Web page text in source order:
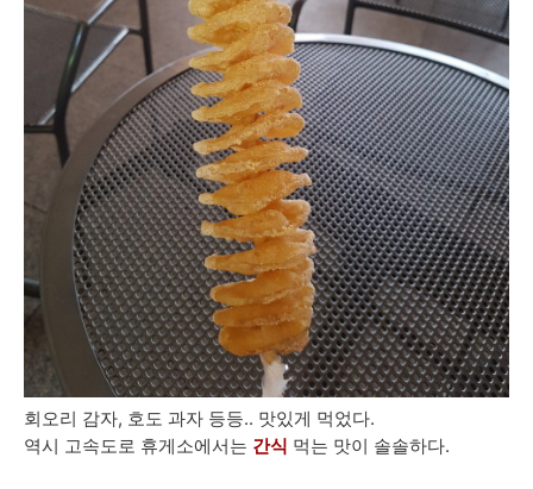
회오리 감자, 호도 과자 등등.. 맛있게 먹었다.
역시 고속도로 휴게소에서는 간식 먹는 맛이 솔솔하다.